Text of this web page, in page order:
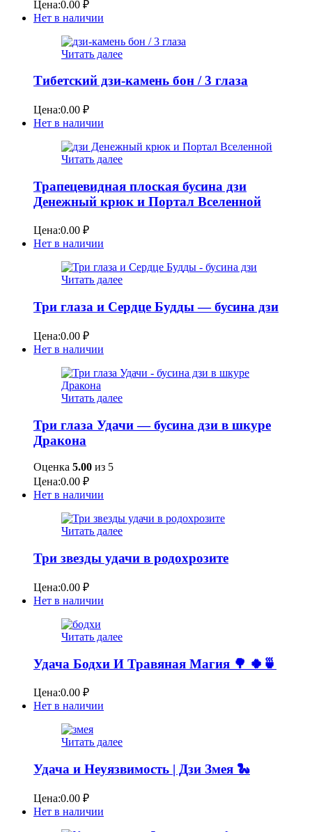
Цена:0.00 ₽
Нет в наличии
Читать далее
Тибетский дзи-камень бон / 3 глаза
Цена:0.00 ₽
Нет в наличии
Читать далее
Трапецевидная плоская бусина дзи
Денежный крюк и Портал Вселенной
Цена:0.00 ₽
Нет в наличии
Читать далее
Три глаза и Сердце Будды — бусина дзи
Цена:0.00 ₽
Нет в наличии
Читать далее
Три глаза Удачи — бусина дзи в шкуре
Дракона
Оценка 5.00 из 5
Цена:0.00 ₽
Нет в наличии
Читать далее
Три звезды удачи в родохрозите
Цена:0.00 ₽
Нет в наличии
Читать далее
Удача Бодхи И Травяная Магия 🌳 🍀🍵
Цена:0.00 ₽
Нет в наличии
Читать далее
Удача и Неуязвимость | Дзи Змея 🐍
Цена:0.00 ₽
Нет в наличии